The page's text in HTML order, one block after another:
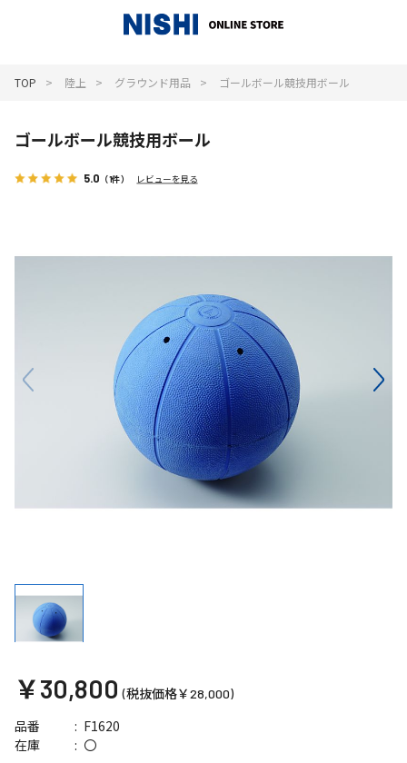
TOP 陸上 グラウンド用品 ゴールボール競技用ボール
ゴールボール競技用ボール
5.0 （1件） レビューを見る
￥30,800 (税抜価格￥28,000)
品番 F1620
在庫 〇